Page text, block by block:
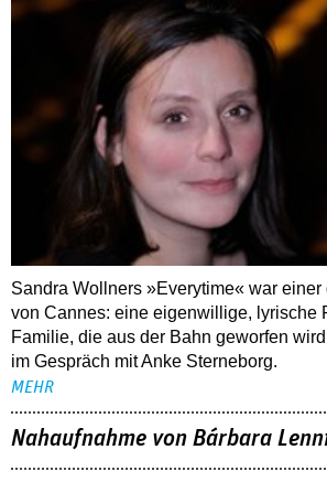
Sandra Wollners »Everytime« war
von Cannes: eine eigenwillige, lyrische
Familie, die aus der Bahn geworfen
im Gespräch mit Anke Sterneborg.
MEHR
Nahaufnahme von Bárbara